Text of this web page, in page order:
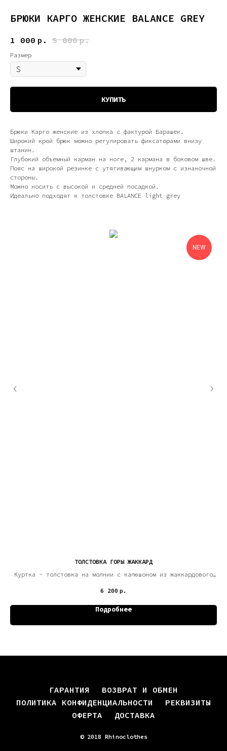
БРЮКИ КАРГО ЖЕНСКИЕ BALANCE GREY
1 000 р. 5 000 р.
Размер
КУПИТЬ
Брюки Карго женские из хлопка с фактурой Барашек.
Широкий крой брюк можно регулировать фиксаторами внизу
штанин.
Глубокий объемный карман на ноге, 2 кармана в боковом шве.
Пояс на широкой резинке с утягивающим шнурком с изнаночной
стороны.
Можно носить с высокой и средней посадкой.
Идеально подходят к толстовке BALANCE light grey
NEW
ТОЛСТОВКА ГОРЫ ЖАККАРД
Куртка - толстовка на молнии с капюшоном из жаккардового
6 200 р.
Подробнее
ГАРАНТИЯ
ВОЗВРАТ И ОБМЕН
ПОЛИТИКА КОНФИДЕНЦИАЛЬНОСТИ
РЕКВИЗИТЫ
ОФЕРТА
ДОСТАВКА
© 2018 Rhinoclothes